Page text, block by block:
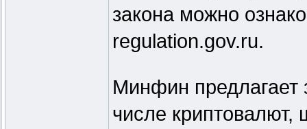
закона можно
regulation.gov.ru.
Минфин предлагает
числе